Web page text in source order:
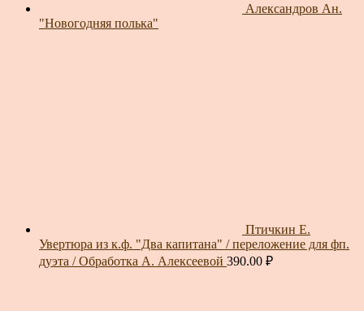
Александров Ан.
"Новогодняя полька"
Птичкин Е.
Увертюра из к.ф. "Два капитана" / переложение для фп.
дуэта / Обработка А. Алексеевой 390.00 ₽